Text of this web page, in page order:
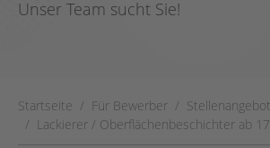
Unser Team sucht Sie!
Startseite Für Bewerber
Lackierer / Oberflächenbeschichter ab